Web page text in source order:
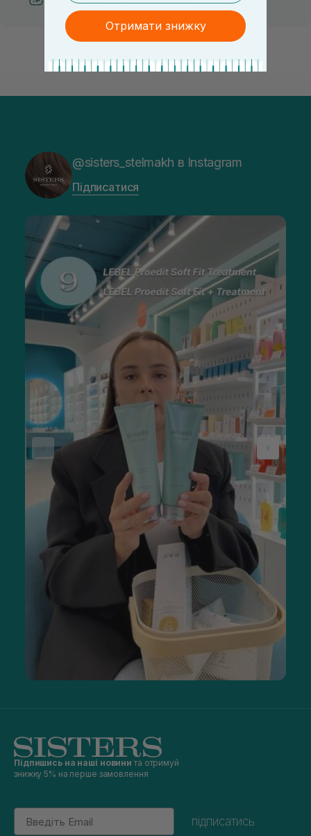
@sisters_stelmakh в Instagram
Підписатися
Підпишись на наші новини та отримуй
знижку 5% на перше замовлення
Email
підписатись
Отримати знижку